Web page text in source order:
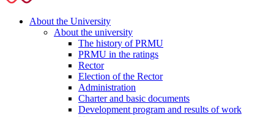
About the University
About the university
The history of PRMU
PRMU in the ratings
Rector
Election of the Rector
Administration
Charter and basic documents
Development program and results of work